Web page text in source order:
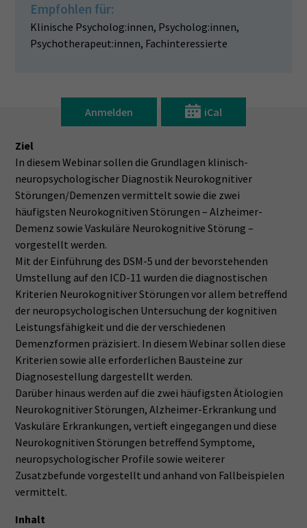
Empfohlen für:
Klinische Psycholog:innen, Psycholog:innen,
Psychotherapeut:innen, Fachinteressierte
Anmelden iCal
Ziel
In diesem Webinar sollen die Grundlagen klinisch-
neuropsychologischer Diagnostik Neurokognitiver
Störungen/Demenzen vermittelt sowie die zwei
häufigsten Neurokognitiven Störungen – Alzheimer-
Demenz sowie Vaskuläre Neurokognitive Störung –
vorgestellt werden.
Mit der Einführung des DSM-5 und der bevorstehenden
Umstellung auf den ICD-11 wurden die diagnostischen
Kriterien Neurokognitiver Störungen vor allem betreffend
der neuropsychologischen Untersuchung der kognitiven
Leistungsfähigkeit und die der verschiedenen
Demenzformen präzisiert. In diesem Webinar sollen diese
Kriterien sowie alle erforderlichen Bausteine zur
Diagnosestellung dargestellt werden.
Darüber hinaus werden auf die zwei häufigsten Ätiologien
Neurokognitiver Störungen, Alzheimer-Erkrankung und
Vaskuläre Erkrankungen, vertieft eingegangen und diese
Neurokognitiven Störungen betreffend Symptome,
neuropsychologischer Profile sowie weiterer
Zusatzbefunde vorgestellt und anhand von Fallbeispielen
vermittelt.
Inhalt